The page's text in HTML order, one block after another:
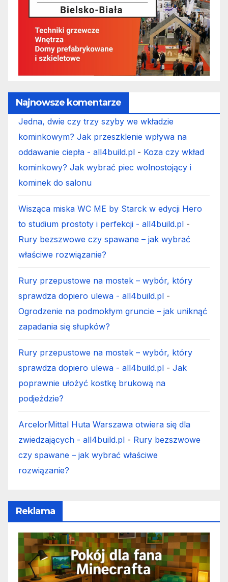
Najnowsze komentarze
Jedna, dwie czy trzy szyby we wkładzie
kominkowym? Jak przeszklenie wpływa na
oddawanie ciepła - all4build.pl - Koza czy wkład
kominkowy? Jak wybrać piec wolnostojący i
kominek do salonu
Wisząca miska WC ME by Starck w edycji Hero
to studium prostoty i perfekcji - all4build.pl -
Rury bezszwowe czy spawane – jak wybrać
właściwe rozwiązanie?
Rury przepustowe na mostek – wybór, który
sprawdza dopiero ulewa - all4build.pl -
Ogrodzenie na podmokłym gruncie – jak uniknąć
zapadania się słupków?
Rury przepustowe na mostek – wybór, który
sprawdza dopiero ulewa - all4build.pl - Jak
poprawnie ułożyć kostkę brukową na
podjeździe?
ArcelorMittal Huta Warszawa otwiera się dla
zwiedzających - all4build.pl - Rury bezszwowe
czy spawane – jak wybrać właściwe
rozwiązanie?
Reklama